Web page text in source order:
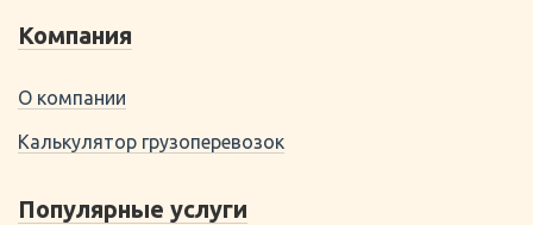
Компания
О компании
Калькулятор грузоперевозок
Популярные услуги